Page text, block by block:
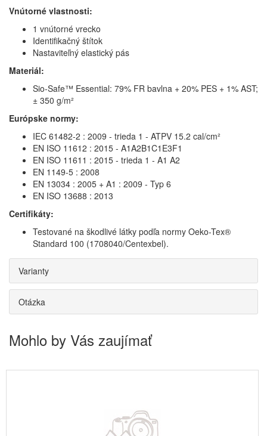
Vnútorné vlastnosti:
1 vnútorné vrecko
Identifikačný štítok
Nastaviteľný elastický pás
Materiál:
Sio-Safe™ Essential: 79% FR bavlna + 20% PES + 1% AST;
± 350 g/m²
Európske normy:
IEC 61482-2 : 2009 - trieda 1 - ATPV 15.2 cal/cm²
EN ISO 11612 : 2015 - A1A2B1C1E3F1
EN ISO 11611 : 2015 - trieda 1 - A1 A2
EN 1149-5 : 2008
EN 13034 : 2005 + A1 : 2009 - Typ 6
EN ISO 13688 : 2013
Certifikáty:
Testované na škodlivé látky podľa normy Oeko-Tex®
Standard 100 (1708040/Centexbel).
Varianty
Otázka
Mohlo by Vás zaujímať